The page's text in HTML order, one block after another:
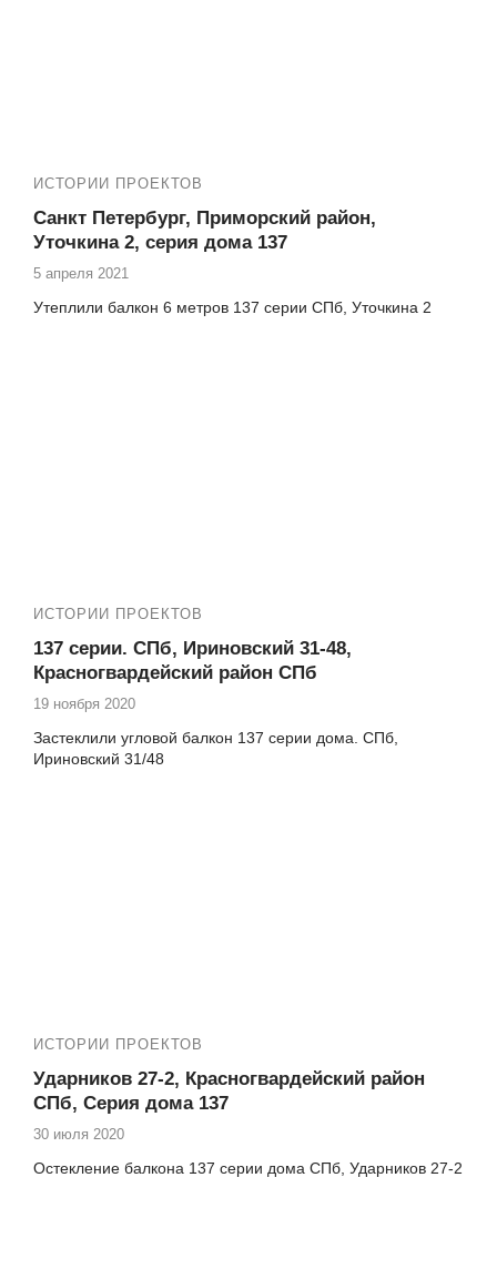
ИСТОРИИ ПРОЕКТОВ
Санкт Петербург, Приморский район,
Уточкина 2, серия дома 137
5 апреля 2021
Утеплили балкон 6 метров 137 серии СПб, Уточкина 2
ИСТОРИИ ПРОЕКТОВ
137 серии. СПб, Ириновский 31-48,
Красногвардейский район СПб
19 ноября 2020
Застеклили угловой балкон 137 серии дома. СПб,
Ириновский 31/48
ИСТОРИИ ПРОЕКТОВ
Ударников 27-2, Красногвардейский район
СПб, Серия дома 137
30 июля 2020
Остекление балкона 137 серии дома СПб, Ударников 27-2